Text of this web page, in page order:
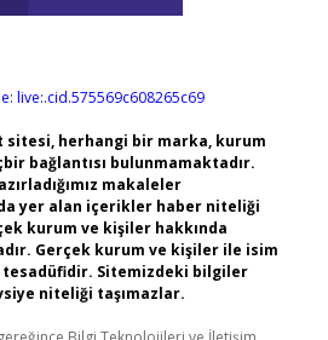
live:.cid.575569c608265c69
sitesi, herhangi bir marka, kurum
bağlantısı bulunmamaktadır.
makaleler
yer alan içerikler haber niteliği
kurum ve kişiler hakkında
Gerçek kurum ve kişiler ile isim
Sitemizdeki bilgiler
niteliği taşımazlar.